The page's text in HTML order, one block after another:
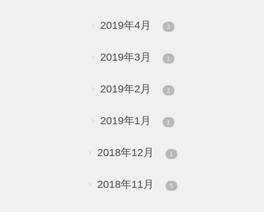
2019年4月 3
2019年3月 1
2019年2月 2
2019年1月 1
2018年12月 1
2018年11月 5